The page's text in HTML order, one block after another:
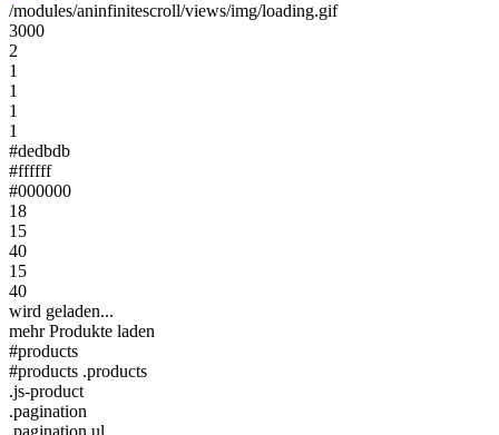
/modules/aninfinitescroll/views/img/loading.gif
3000
2
1
1
1
1
#dedbdb
#ffffff
#000000
18
15
40
15
40
wird geladen...
mehr Produkte laden
#products
#products .products
.js-product
.pagination